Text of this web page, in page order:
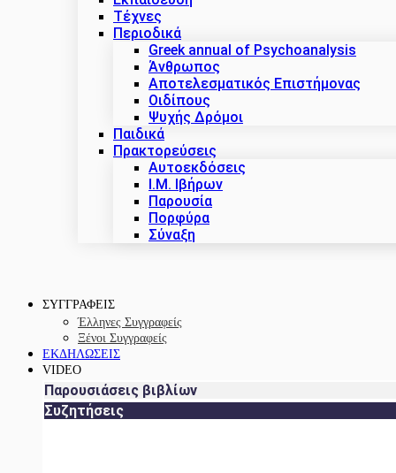
Τέχνες
Περιοδικά
Greek annual of Psychoanalysis
Άνθρωπος
Αποτελεσματικός Επιστήμονας
Οιδίπους
Ψυχής Δρόμοι
Παιδικά
Πρακτoρεύσεις
Αυτοεκδόσεις
Ι.Μ. Ιβήρων
Παρουσία
Πορφύρα
Σύναξη
ΣΥΓΓΡΑΦΕΙΣ
Έλληνες Συγγραφείς
Ξένοι Συγγραφείς
ΕΚΔΗΛΩΣΕΙΣ
VIDEO
Παρουσιάσεις βιβλίων
Συζητήσεις